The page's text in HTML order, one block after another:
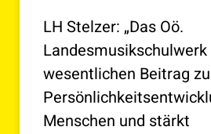
LH Stelzer: „Das Oö.
wesentlichen Beitrag
Menschen und stärkt